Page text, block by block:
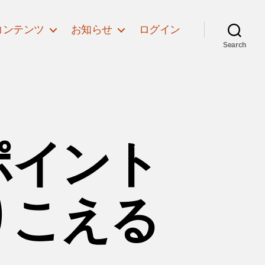
ンテンツ お知らせ ログイン
Search
ント
える